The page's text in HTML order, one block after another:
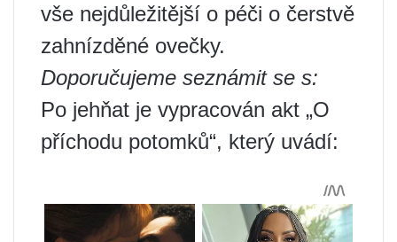
vše nejdůležitější o péči o čerstvě
zahnízděné ovečky.
Doporučujeme seznámit se s:
Po jehňat je vypracován akt „O
příchodu potomků“, který uvádí: